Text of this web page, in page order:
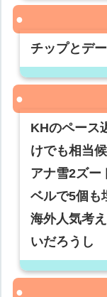
チップとデ
KHのペース
けでも相当
アナ雪2ズー
ベルで5個も
海外人気考
いだろうし